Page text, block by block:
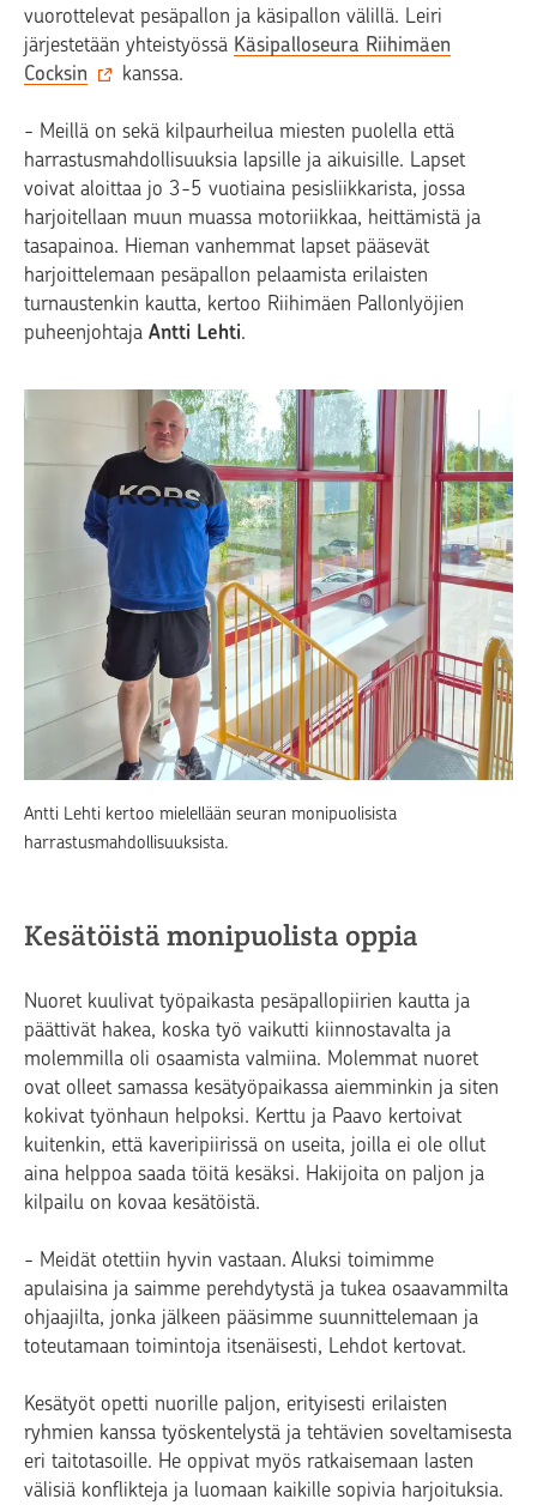
vuorottelevat pesäpallon ja käsipallon välillä. Leiri
järjestetään yhteistyössä Käsipalloseura Riihimäen
Cocksin
kanssa.
- Meillä on sekä kilpaurheilua miesten puolella että
harrastusmahdollisuuksia lapsille ja aikuisille. Lapset
voivat aloittaa jo 3-5 vuotiaina pesisliikkarista, jossa
harjoitellaan muun muassa motoriikkaa, heittämistä ja
tasapainoa. Hieman vanhemmat lapset pääsevät
harjoittelemaan pesäpallon pelaamista erilaisten
turnaustenkin kautta, kertoo Riihimäen Pallonlyöjien
puheenjohtaja Antti Lehti.
Antti Lehti kertoo mielellään seuran monipuolisista
harrastusmahdollisuuksista.
Kesätöistä monipuolista oppia
Nuoret kuulivat työpaikasta pesäpallopiirien kautta ja
päättivät hakea, koska työ vaikutti kiinnostavalta ja
molemmilla oli osaamista valmiina. Molemmat nuoret
ovat olleet samassa kesätyöpaikassa aiemminkin ja siten
kokivat työnhaun helpoksi. Kerttu ja Paavo kertoivat
kuitenkin, että kaveripiirissä on useita, joilla ei ole ollut
aina helppoa saada töitä kesäksi. Hakijoita on paljon ja
kilpailu on kovaa kesätöistä.
- Meidät otettiin hyvin vastaan. Aluksi toimimme
apulaisina ja saimme perehdytystä ja tukea osaavammilta
ohjaajilta, jonka jälkeen pääsimme suunnittelemaan ja
toteutamaan toimintoja itsenäisesti, Lehdot kertovat.
Kesätyöt opetti nuorille paljon, erityisesti erilaisten
ryhmien kanssa työskentelystä ja tehtävien soveltamisesta
eri taitotasoille. He oppivat myös ratkaisemaan lasten
välisiä konflikteja ja luomaan kaikille sopivia harjoituksia.